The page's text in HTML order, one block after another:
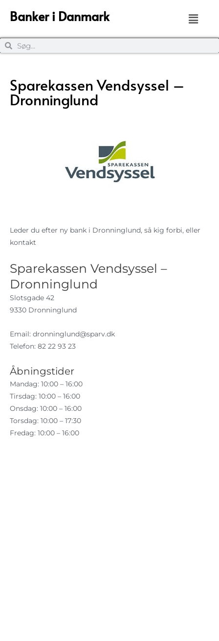
Banker i Danmark
Sparekassen Vendsyssel –
Dronninglund
Leder du efter ny bank i Dronninglund, så kig forbi, eller
kontakt
Sparekassen Vendsyssel –
Dronninglund
Slotsgade 42
9330 Dronninglund
Email: dronninglund@sparv.dk
Telefon: 82 22 93 23
Åbningstider
Mandag: 10:00 – 16:00
Tirsdag: 10:00 – 16:00
Onsdag: 10:00 – 16:00
Torsdag: 10:00 – 17:30
Fredag: 10:00 – 16:00